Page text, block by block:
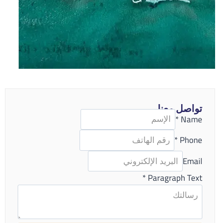
تواصل معنا
Name
*
Phone
*
Email
Paragraph Text
*